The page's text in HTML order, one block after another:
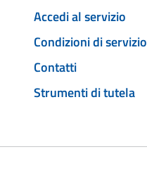
Accedi al servizio
Condizioni di servizio
Contatti
Strumenti di tutela